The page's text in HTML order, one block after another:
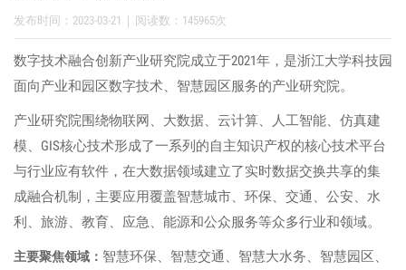
发布时间：2023-03-21 阅读数：145965次
数字技术融合创新产业研究院成立于2021年，是浙江大学科技园
面向产业和园区数字技术、智慧园区服务的产业研究院。
产业研究院围绕物联网、大数据、云计算、人工智能、仿真建
模、 GIS核心技术形成了一系列的自主知识产权的核心技术平台
与行业应有软件，在大数据领域建立了实时数据交换共享的集
成融合机制，主要应用覆盖智慧城市、环保、交通、公安、水
利、旅游、教育、应急、能源和公众服务等众多行业和领域。
主要聚焦领域： 智慧环保、智慧交通、智慧大水务、智慧园区、